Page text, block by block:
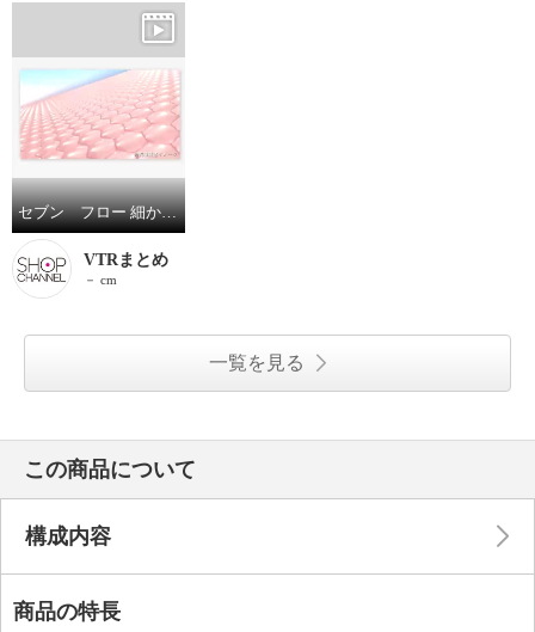
セブン フロー 細かいミスト状で メイクの上からでも使える ハリツヤ潤い美肌へ導く ビューティー フルーツ Ｖミスト ２本セット
VTRまとめ
－ cm
一覧を見る
この商品について
構成内容
商品の特長